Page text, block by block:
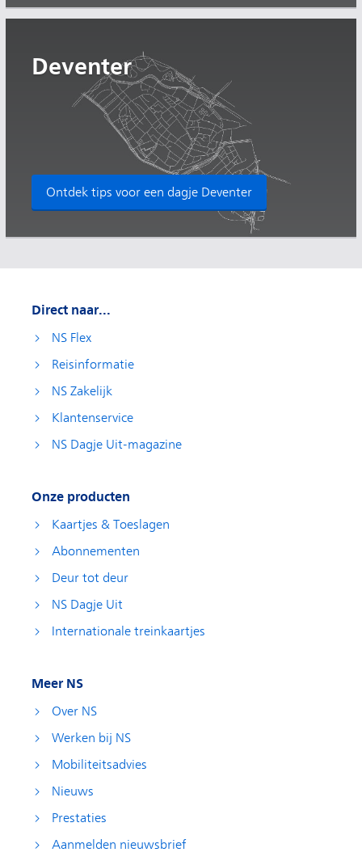
Deventer
Ontdek tips voor een dagje Deventer
Direct naar...
NS Flex
Reisinformatie
NS Zakelijk
Klantenservice
NS Dagje Uit-magazine
Onze producten
Kaartjes & Toeslagen
Abonnementen
Deur tot deur
NS Dagje Uit
Internationale treinkaartjes
Meer NS
Over NS
Werken bij NS
Mobiliteitsadvies
Nieuws
Prestaties
Aanmelden nieuwsbrief